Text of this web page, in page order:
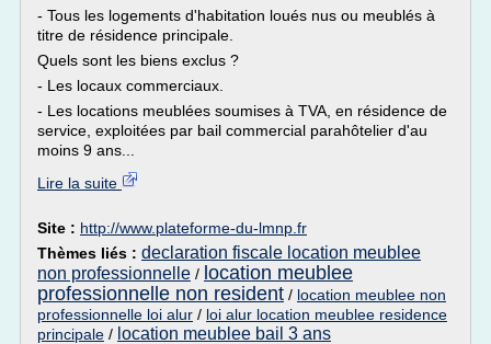
- Tous les logements d'habitation loués nus ou meublés à
titre de résidence principale.
Quels sont les biens exclus ?
- Les locaux commerciaux.
- Les locations meublées soumises à TVA, en résidence de
service, exploitées par bail commercial parahôtelier d'au
moins 9 ans...
Lire la suite
Site : http://www.plateforme-du-lmnp.fr
Thèmes liés : declaration fiscale location meublee
non professionnelle / location meublee
professionnelle non resident / location meublee non
professionnelle loi alur / loi alur location meublee residence
principale / location meublee bail 3 ans